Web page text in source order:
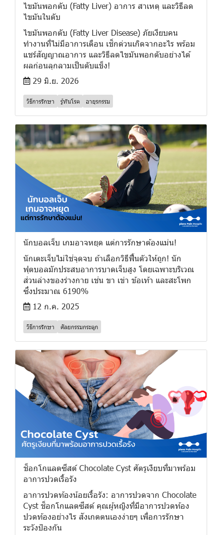
ไขมันพอกตับ (Fatty Liver) อาการ สาเหตุ และวิธีลด
ไขมันในตับ
ไขมันพอกตับ (Fatty Liver Disease) ภัยเงียบคน
ทำงานที่ไม่มีอาการเตือน เช็กด่วนเกิดจากอะไร พร้อม
แชร์สัญญาณอาการ และวิธีลดไขมันพอกตับอย่างได้
ผลก่อนลุกลามเป็นตับแข็ง!
29 มิ.ย. 2026
วิธีการรักษา รู้ทันโรค อายุรกรรม
นักบอลเจ็บ เกมอาจหยุด แต่การรักษาต้องแม่น!
นักเตะเจ็บไม่ใช่จุดจบ ถ้าเลือกวิธีฟื้นตัวให้ถูก! นัก
ฟุตบอลมักประสบอาการบาดเจ็บสูง โดยเฉพาะบริเวณ
ส่วนล่างของร่างกาย เช่น ขา เข่า ข้อเท้า และสะโพก
ซึ่งประมาณ 6190%
12 ก.ค. 2025
วิธีการรักษา ศัลยกรรมกระดูก
ช็อกโกแลตซีสต์ Chocolate Cyst ศัตรูเงียบที่มาพร้อม
อาการปวดเรื้อรัง
อาการปวดท้องน้อยเรื้อรัง: อาการปวดจาก Chocolate
Cyst ช็อกโกแลตซีสต์ คุณผู้หญิงที่มีอาการปวดท้อง
ปวดท้องอย่างไร สังเกตตนเองง่ายๆ เพื่อการรักษา
ระวังป้องกัน